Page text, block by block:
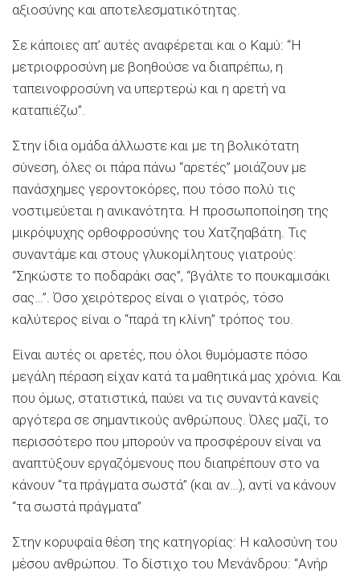
αξιοσύνης και αποτελεσματικότητας.
Σε κάποιες απ’ αυτές αναφέρεται και ο Καμύ: “Η
μετριοφροσύνη με βοηθούσε να διαπρέπω, η
ταπεινοφροσύνη να υπερτερώ και η αρετή να
καταπιέζω”.
Στην ίδια ομάδα άλλωστε και με τη βολικότατη
σύνεση, όλες οι πάρα πάνω “αρετές” μοιάζουν με
πανάσχημες γεροντοκόρες, που τόσο πολύ τις
νοστιμεύεται η ανικανότητα. Η προσωποποίηση της
μικρόψυχης ορθοφροσύνης του Χατζηαβάτη. Τις
συναντάμε και στους γλυκομίλητους γιατρούς:
“Σηκώστε το ποδαράκι σας”, “βγάλτε το πουκαμισάκι
σας…”. Όσο χειρότερος είναι ο γιατρός, τόσο
καλύτερος είναι ο “παρά τη κλίνη” τρόπος του.
Είναι αυτές οι αρετές, που όλοι θυμόμαστε πόσο
μεγάλη πέραση είχαν κατά τα μαθητικά μας χρόνια. Και
που όμως, στατιστικά, παύει να τις συναντά κανείς
αργότερα σε σημαντικούς ανθρώπους. Όλες μαζί, το
περισσότερο που μπορούν να προσφέρουν είναι να
αναπτύξουν εργαζόμενους που διαπρέπουν στο να
κάνουν “τα πράγματα σωστά” (και αν…), αντί να κάνουν
“τα σωστά πράγματα”
Στην κορυφαία θέση της κατηγορίας: Η καλοσύνη του
μέσου ανθρώπου. Το δίστιχο του Μενάνδρου: “Ανήρ